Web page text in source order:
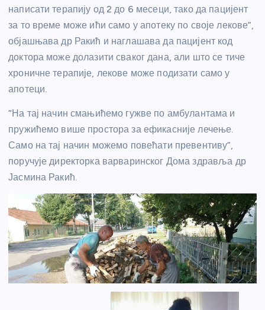
написати терапију од 2 до 6 месеци, тако да пацијент
за то време може ићи само у апотеку по своје лекове”,
објашњава др Ракић и наглашава да пацијент код
доктора може долазити сваког дана, али што се тиче
хроничне терапије, лекове може подизати само у
апотеци.
“На тај начин смањићемо гужве по амбулантама и
пружићемо више простора за ефикасније лечење.
Само на тај начин можемо повећати превентиву”,
поручује директорка варваринског Дома здравља др
Јасмина Ракић.